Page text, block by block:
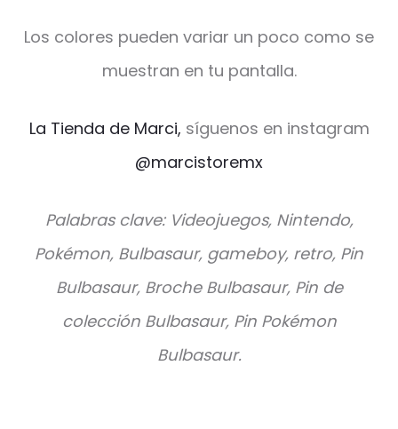
Los colores pueden variar un poco como se
muestran en tu pantalla.
La Tienda de Marci, síguenos en instagram
@marcistoremx
Palabras clave: Videojuegos, Nintendo,
Pokémon, Bulbasaur, gameboy, retro, Pin
Bulbasaur, Broche Bulbasaur, Pin de
colección Bulbasaur, Pin Pokémon
Bulbasaur.